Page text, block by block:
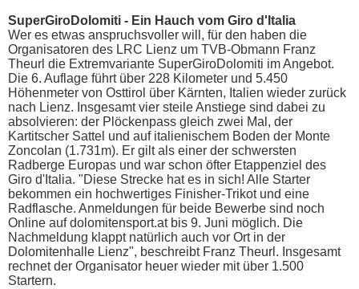
SuperGiroDolomiti - Ein Hauch vom Giro d'Italia
Wer es etwas anspruchsvoller will, für den haben die
Organisatoren des LRC Lienz um TVB-Obmann Franz
Theurl die Extremvariante SuperGiroDolomiti im Angebot.
Die 6. Auflage führt über 228 Kilometer und 5.450
Höhenmeter von Osttirol über Kärnten, Italien wieder zurück
nach Lienz. Insgesamt vier steile Anstiege sind dabei zu
absolvieren: der Plöckenpass gleich zwei Mal, der
Kartitscher Sattel und auf italienischem Boden der Monte
Zoncolan (1.731m). Er gilt als einer der schwersten
Radberge Europas und war schon öfter Etappenziel des
Giro d'Italia. "Diese Strecke hat es in sich! Alle Starter
bekommen ein hochwertiges Finisher-Trikot und eine
Radflasche. Anmeldungen für beide Bewerbe sind noch
Online auf dolomitensport.at bis 9. Juni möglich. Die
Nachmeldung klappt natürlich auch vor Ort in der
Dolomitenhalle Lienz", beschreibt Franz Theurl. Insgesamt
rechnet der Organisator heuer wieder mit über 1.500
Startern.